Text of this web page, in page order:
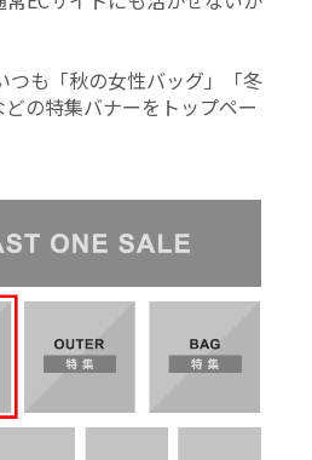
つも「秋の女性バッグ」「冬
の特集バナーをトップペー